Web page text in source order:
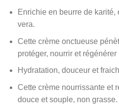
Enrichie en beurre de karité,
vera.
Cette crème onctueuse
protéger, nourrir et régénérer
Hydratation, douceur et
Cette crème nourrissante et
douce et souple, non grasse.